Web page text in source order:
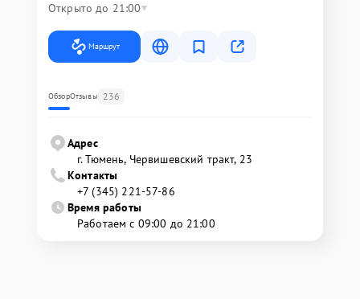
Открыто до 21:00
Маршрут
ОбзорОтзывы 236
Адрес
г. Тюмень, ​Червишевский тракт, 23
Контакты
+7 (345) 221-57-86
Время работы
Работаем с 09:00 до 21:00